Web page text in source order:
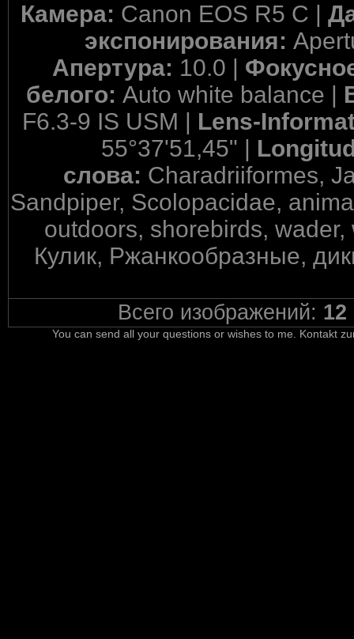
Камера: Canon EOS R5 C |
экспонирования:
Апертура: 10.0 |
белого:Auto white balance |
F6.3-9 IS USM | Lens-
55°37'51,45" |
слова: Charadriiformes,
Sandpiper, Scolopacidae,
outdoors, shorebirds,
Кулик, Ржанкообразные,
Всего изображений: 12
You can send all your questions or wishes to me. Kontakt